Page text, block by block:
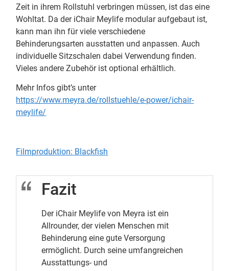
Zeit in ihrem Rollstuhl verbringen müssen, ist das eine
Wohltat. Da der iChair Meylife modular aufgebaut ist,
kann man ihn für viele verschiedene
Behinderungsarten ausstatten und anpassen. Auch
individuelle Sitzschalen dabei Verwendung finden.
Vieles andere Zubehör ist optional erhältlich.
Mehr Infos gibt’s unter
https://www.meyra.de/rollstuehle/e-power/ichair-
meylife/
Filmproduktion: Blackfish
Fazit
Der iChair Meylife von Meyra ist ein
Allrounder, der vielen Menschen mit
Behinderung eine gute Versorgung
ermöglicht. Durch seine umfangreichen
Ausstattungs- und